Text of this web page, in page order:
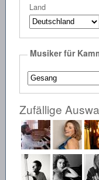
Land
Musiker für
Zufällige